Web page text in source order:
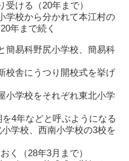
ける（20年まで）
校から分かれて本江村の
年まで続く
易科野尻小学校、簡易科
舎にうつり開校式を挙げ
学校をそれぞれ東北小学
4年などと呼ぶようになる
学校、西南小学校の3校を
年3月まで）